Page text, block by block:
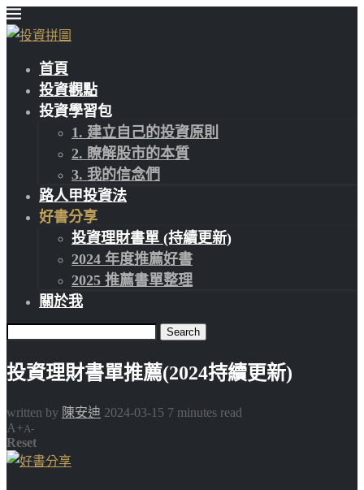
首頁
投資觀點
投資學習包
1. 建立自己的投資原則
2. 瞭解股市的本質
3. 我的信念們
路人甲投資法
好書分享
投資理財書單 (持續更新)
2024 年度推薦好書
2025 推薦書單整理
關於我
Search
投資理財書單推薦(2024持續更新)
written by 陳安迪 2024-03-15 7 minutes read
A+A-
Reset